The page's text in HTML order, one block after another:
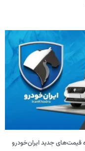
قیمت‌های جدید ایران‌خودرو